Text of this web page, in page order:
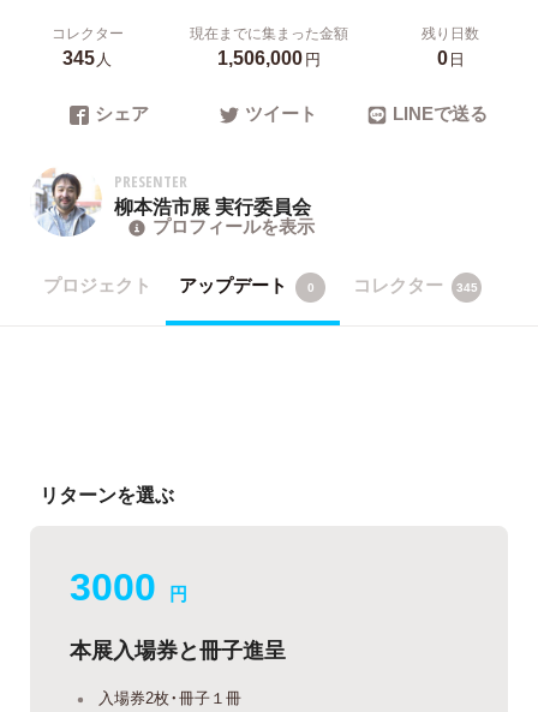
コレクター
345人
現在までに集まった金額
1,506,000円
残り日数
0日
シェア ツイート LINEで送る
PRESENTER
柳本浩市展 実行委員会
プロフィールを表示
プロジェクト アップデート 0 コレクター 345
リターンを選ぶ
3000 円
本展入場券と冊子進呈
入場券2枚・冊子１冊